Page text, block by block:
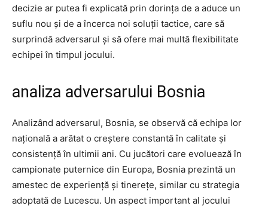
decizie ar putea fi explicată prin dorința de a aduce un
suflu nou și de a încerca noi soluții tactice, care să
surprindă adversarul și să ofere mai multă flexibilitate
echipei în timpul jocului.
analiza adversarului Bosnia
Analizând adversarul, Bosnia, se observă că echipa lor
națională a arătat o creștere constantă în calitate și
consistență în ultimii ani. Cu jucători care evoluează în
campionate puternice din Europa, Bosnia prezintă un
amestec de experiență și tinerețe, similar cu strategia
adoptată de Lucescu. Un aspect important al jocului